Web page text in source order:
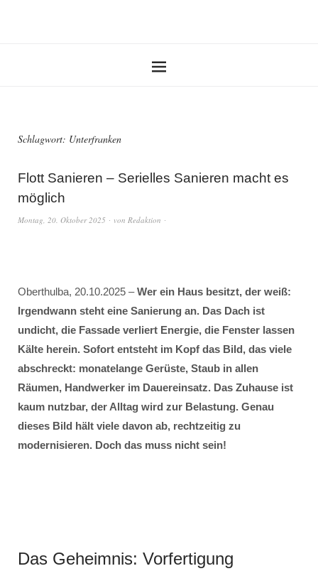
Schlagwort: Unterfranken
Flott Sanieren – Serielles Sanieren macht es
möglich
Montag, 20. Oktober 2025 von Redaktion
Oberthulba, 20.10.2025 –Wer ein Haus besitzt, der weiß:
Irgendwann steht eine Sanierung an. Das Dach ist
undicht, die Fassade verliert Energie, die Fenster lassen
Kälte herein. Sofort entsteht im Kopf das Bild, das viele
abschreckt: monatelange Gerüste, Staub in allen
Räumen, Handwerker im Dauereinsatz. Das Zuhause ist
kaum nutzbar, der Alltag wird zur Belastung. Genau
dieses Bild hält viele davon ab, rechtzeitig zu
modernisieren. Doch das muss nicht sein!
Das Geheimnis: Vorfertigung